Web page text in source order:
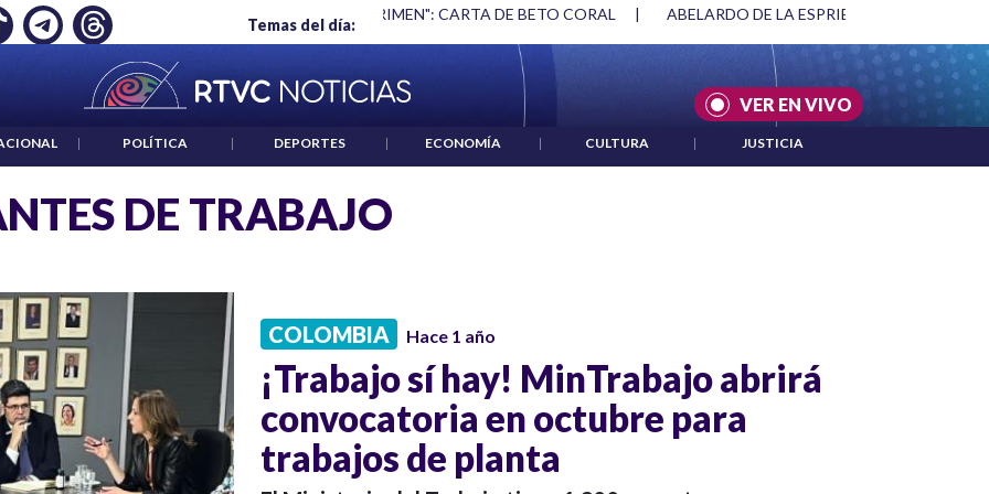
Temas del día:
EMPLEO: JP MORGAN "HABLAR NO ES UN CRIMEN": CARTA DE BETO CORAL | ABELARDO DE LA ESPRIELLA Y DMG
VER EN VIVO
| POLÍTICA | DEPORTES | ECONOMÍA | CULTURA | JUSTICIA
DE TRABAJO
COLOMBIA Hace 1 año
¡Trabajo sí hay! MinTrabajo abrirá
convocatoria en octubre para
trabajos de planta